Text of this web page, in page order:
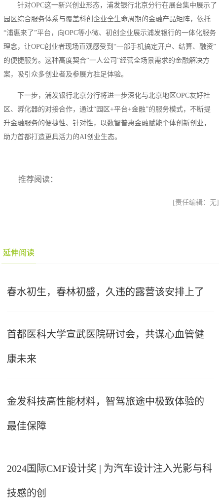
针对OPC这一新兴创业形态，浦发银行北京分行在展台集中展示了
园区综合服务体系与覆盖科创企业全生命周期的金融产品矩阵，依托
“浦惠来了”平台，向OPC等小微、初创企业展示浦发银行的一体化服务
理念，让OPC创业者现场直观感受到“一部手机搞定开户、结算、融资”
的便捷服务。这种高度契合“一人公司”经营全场景需求的金融解决方
案，吸引众多创业者及参展方驻足体验。
下一步，浦发银行北京分行将进一步深化与北京地区OPC友好社
区、孵化器的对接合作，通过“园区+平台+金融”的服务模式，不断提
升金融服务的便捷性、针对性，以数智普惠金融赋能个体创新创业，
助力首都打造更具活力的AI创业生态。
推荐阅读：
[责任编辑：无]
延伸阅读
春水初生，春林初盛，久违的露营该安排上了
首都医科大学宣武医院研讨会，共谋心血管健
康未来
金发科技高性能材料，智驾旅途中极致体验的
最佳保障
2024国际CMF设计奖 | 为汽车设计注入光影与科
技感的创